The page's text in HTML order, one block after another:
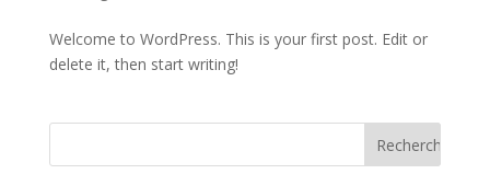
Welcome to WordPress. This is your first post. Edit or
delete it, then start writing!